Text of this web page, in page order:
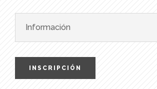
Información
INSCRIPCIÓN